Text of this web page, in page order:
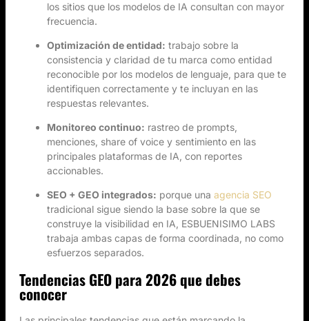
los sitios que los modelos de IA consultan con mayor
frecuencia.
Optimización de entidad: trabajo sobre la
consistencia y claridad de tu marca como entidad
reconocible por los modelos de lenguaje, para que te
identifiquen correctamente y te incluyan en las
respuestas relevantes.
Monitoreo continuo: rastreo de prompts,
menciones, share of voice y sentimiento en las
principales plataformas de IA, con reportes
accionables.
SEO + GEO integrados: porque una agencia SEO
tradicional sigue siendo la base sobre la que se
construye la visibilidad en IA, ESBUENISIMO LABS
trabaja ambas capas de forma coordinada, no como
esfuerzos separados.
Tendencias GEO para 2026 que debes
conocer